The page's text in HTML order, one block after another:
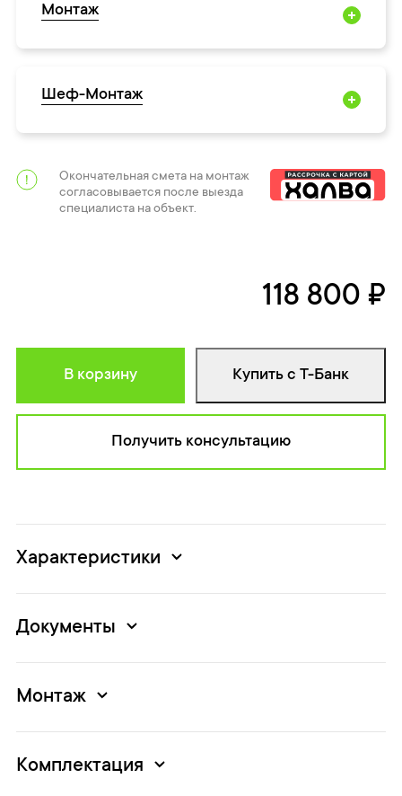
Монтаж
Шеф-Монтаж
Окончательная смета на монтаж
согласовывается после выезда
специалиста на объект.
118 800 ₽
В корзину Купить с Т-Банк
Получить консультацию
Характеристики
Документы
Монтаж
Комплектация